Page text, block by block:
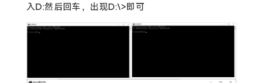
入D:然后回车，出现D:\>即可